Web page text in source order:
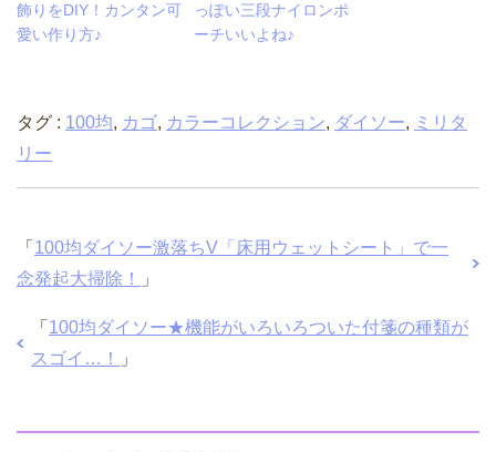
飾りをDIY！カンタン可
愛い作り方♪
っぽい三段ナイロンポ
ーチいいよね♪
タグ : 100均, カゴ, カラーコレクション, ダイソー, ミリタ
リー
「 100均ダイソー激落ちV「床用ウェットシート」で一
念発起大掃除！
」
「 100均ダイソー★機能がいろいろついた付箋の種類が
スゴイ…！
」